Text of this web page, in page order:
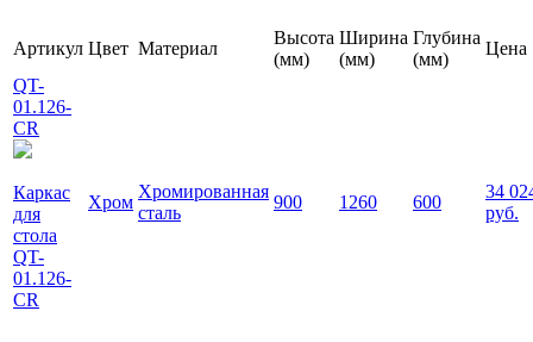
Артикул Цвет Материал
Высота
(мм)
Ширина
(мм)
Глубина
(мм)
Цена
QT-
01.126-
CR
Каркас
для
стола
QT-
01.126-
CR
Хром
Хромированная
сталь
900 1260 600
34
руб.